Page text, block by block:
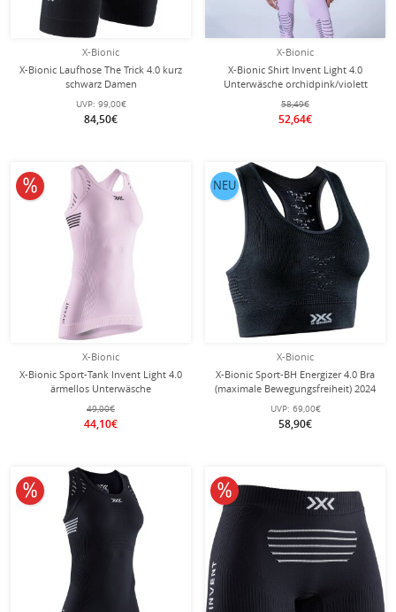
X-Bionic
X-Bionic Laufhose The Trick 4.0 kurz
schwarz Damen
UVP: 99,00€
84,50€
X-Bionic
X-Bionic Shirt Invent Light 4.0
Unterwäsche orchidpink/violett
Damen
58,49€
52,64€
X-Bionic
X-Bionic Sport-Tank Invent Light 4.0
ärmellos Unterwäsche
orchidpink/violett Damen
49,00€
44,10€
10% reduziert
X-Bionic
X-Bionic Sport-BH Energizer 4.0 Bra
(maximale Bewegungsfreiheit) 2024
Unterwäsche schwarz Damen
UVP: 69,00€
58,90€
NEU
10% reduziert 10% reduziert